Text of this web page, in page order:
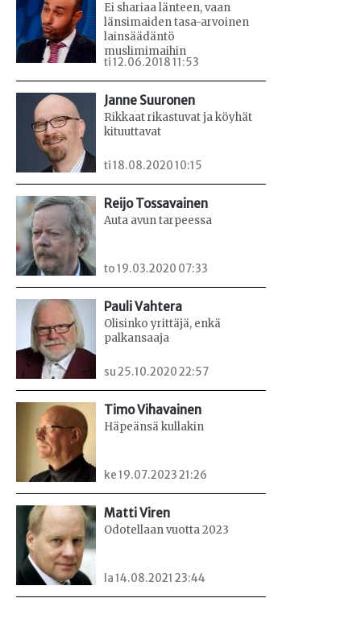
Ei shariaa länteen, vaan
länsimaiden tasa-arvoinen
lainsäädäntö
muslimimaihin
ti 12.06.2018 11:53
Janne Suuronen
Rikkaat rikastuvat ja köyhät
kituuttavat
ti 18.08.2020 10:15
Reijo Tossavainen
Auta avun tarpeessa
to 19.03.2020 07:33
Pauli Vahtera
Olisinko yrittäjä, enkä
palkansaaja
su 25.10.2020 22:57
Timo Vihavainen
Häpeänsä kullakin
ke 19.07.2023 21:26
Matti Viren
Odotellaan vuotta 2023
la 14.08.2021 23:44